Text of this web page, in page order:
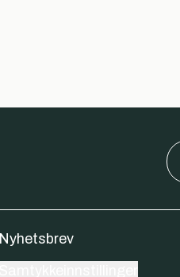
Nyhetsbrev